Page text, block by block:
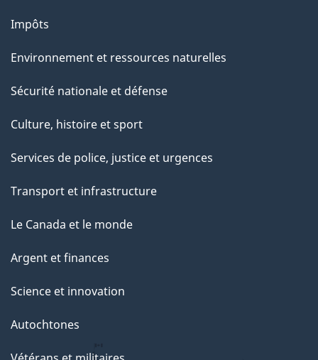
g
e
Impôts
Environnement et ressources naturelles
Sécurité nationale et défense
Culture, histoire et sport
Services de police, justice et urgences
Transport et infrastructure
Le Canada et le monde
Argent et finances
Science et innovation
Autochtones